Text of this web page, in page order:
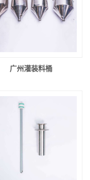
广州灌装料桶